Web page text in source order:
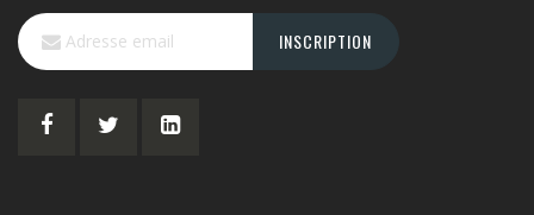
Inscription
à
notre
lettre
INSCRIPTION